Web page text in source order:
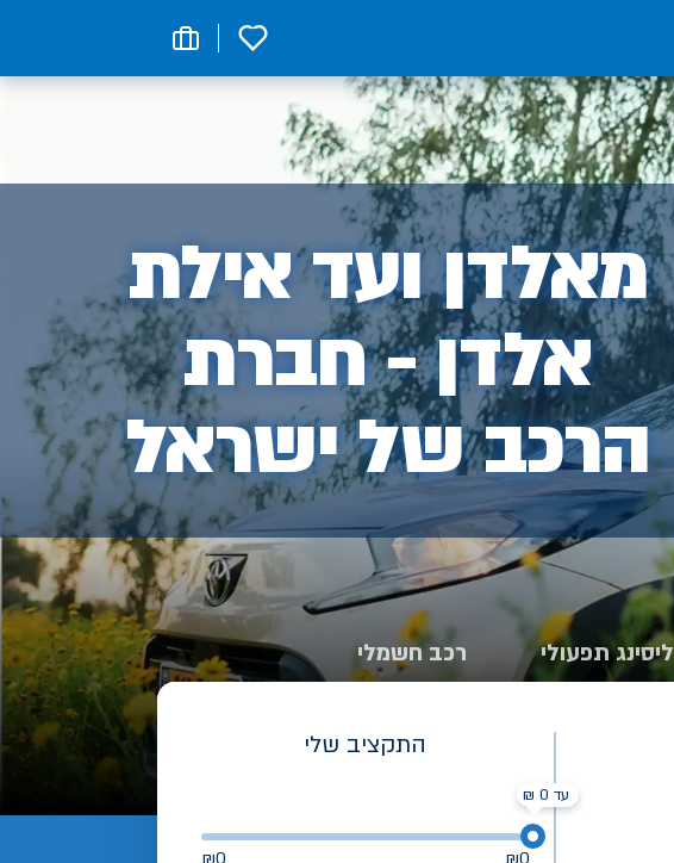
0
אלדן
-
מאלדן ועד אילת
אלדן - חברת
הרכב של ישראל
ליסינג תפעולי רכב חשמלי
התקציב שלי
עד 0 ₪